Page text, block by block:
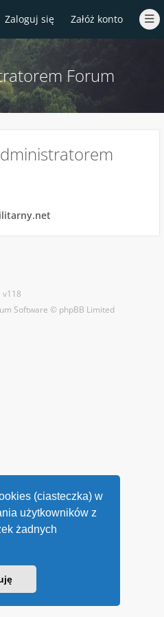
(ciasteczka) w
użytkowników z
żadnych
Zaloguj się Załóż konto
Forum
v118
Software © phpBB Limited